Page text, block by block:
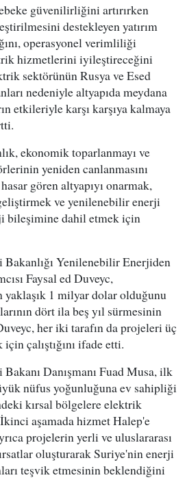
güvenilirliğini artırırken
destekleyen yatırım
operasyonel verimliliği
hizmetlerini iyileştireceğini
sektörünün Rusya ve Esed
nedeniyle altyapıda meydana
etkileriyle karşı karşıya kalmaya
ekonomik toparlanmayı ve
yeniden canlanmasını
gören altyapıyı onarmak,
ve yenilenebilir enerji
bileşimine dahil etmek için
Yenilenebilir Enerjiden
Faysal ed Duveyc,
yaklaşık 1 milyar dolar olduğunu
dört ila beş yıl sürmesinin
her iki tarafın da projeleri üç
çalıştığını ifade etti.
Danışmanı Fuad Musa, ilk
nüfus yoğunluğuna ev sahipliği
kırsal bölgelere elektrik
İkinci aşamada hizmet Halep'e
projelerin yerli ve uluslararası
oluşturarak Suriye'nin enerji
teşvik etmesinin beklendiğini